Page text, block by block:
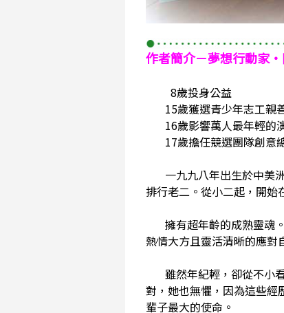
作者簡介－夢想行動家
8歲投身公益
15歲獲選青少年志工親
16歲影響萬人最年輕的
17歲擔任競選團隊創意
一九九八年出生於中美洲
排行老二。從小二起，開始
擁有超年齡的成熟靈魂。
熱情大方且靈活清晰的應對
雖然年紀輕，卻從不小看
對，她也無懼，因為這些經
輩子最大的使命。